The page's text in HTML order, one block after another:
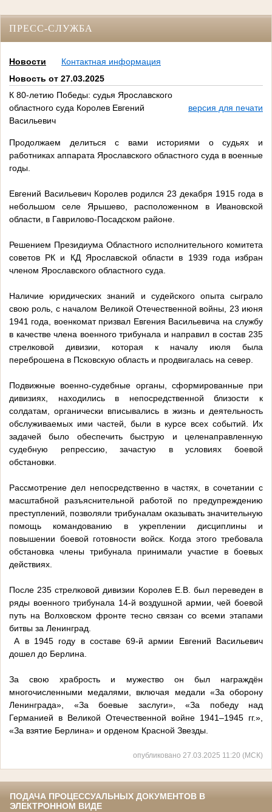
ПРЕСС-СЛУЖБА
Новости
Контактная информация
Новость от 27.03.2025
К 80-летию Победы: судья Ярославского
областного суда Королев Евгений
Васильевич
версия для печати
Продолжаем делиться с вами историями о судьях и
работниках аппарата Ярославского областного суда в военные
годы.
Евгений Васильевич Королев родился 23 декабря 1915 года в
небольшом селе Ярышево, расположенном в Ивановской
области, в Гаврилово-Посадском районе.
Решением Президиума Областного исполнительного комитета
советов РК и КД Ярославской области в 1939 года избран
членом Ярославского областного суда.
Наличие юридических знаний и судейского опыта сыграло
свою роль, с началом Великой Отечественной войны, 23 июня
1941 года, военкомат призвал Евгения Васильевича на службу
в качестве члена военного трибунала и направил в состав 235
стрелковой дивизии, которая к началу июля была
переброшена в Псковскую область и продвигалась на север.
Подвижные военно-судебные органы, сформированные при
дивизиях, находились в непосредственной близости к
солдатам, органически вписывались в жизнь и деятельность
обслуживаемых ими частей, были в курсе всех событий. Их
задачей было обеспечить быструю и целенаправленную
судебную репрессию, зачастую в условиях боевой
обстановки.
Рассмотрение дел непосредственно в частях, в сочетании с
масштабной разъяснительной работой по предупреждению
преступлений, позволяли трибуналам оказывать значительную
помощь командованию в укреплении дисциплины и
повышении боевой готовности войск. Когда этого требовала
обстановка члены трибунала принимали участие в боевых
действиях.
После 235 стрелковой дивизии Королев Е.В. был переведен в
ряды военного трибунала 14-й воздушной армии, чей боевой
путь на Волховском фронте тесно связан со всеми этапами
битвы за Ленинград.
А в 1945 году в составе 69-й армии Евгений Васильевич
дошел до Берлина.
За свою храбрость и мужество он был награждён
многочисленными медалями, включая медали «За оборону
Ленинграда», «За боевые заслуги», «За победу над
Германией в Великой Отечественной войне 1941–1945 гг.»,
«За взятие Берлина» и орденом Красной Звезды.
опубликовано 27.03.2025 11:20 (МСК)
ПОДАЧА ПРОЦЕССУАЛЬНЫХ ДОКУМЕНТОВ В
ЭЛЕКТРОННОМ ВИДЕ